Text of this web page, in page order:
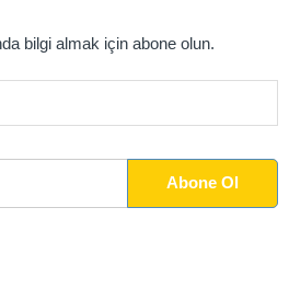
bilgi almak için abone olun.